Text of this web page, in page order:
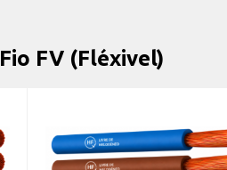
Fio FV (Fléxivel)